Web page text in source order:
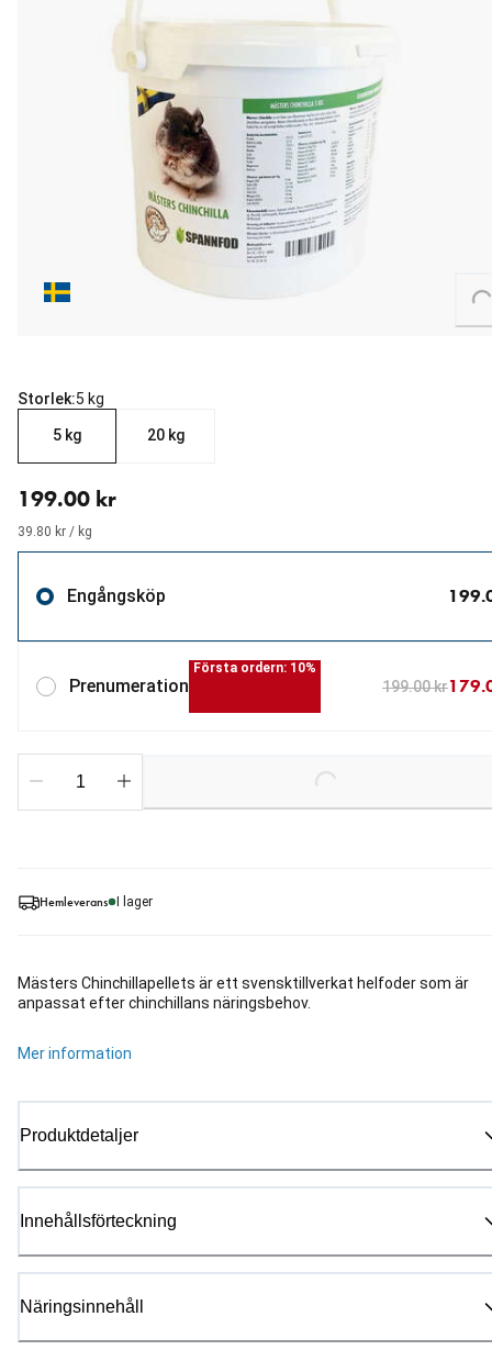
Loading...
Hemleverans I lager
Mästers Chinchillapellets är ett svensktillverkat helfoder som är
anpassat efter chinchillans näringsbehov.
Mer information
Produktdetaljer
Innehållsförteckning
Näringsinnehåll
Storlek:5 kg
5 kg 20 kg
199.00 kr
39.80 kr / kg
Engångsköp
Prenumeration
Första ordern: 10%
199.00 kr
Loading...